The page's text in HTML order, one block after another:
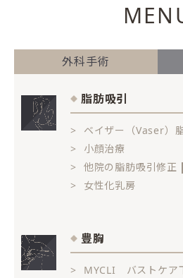
外科手術
脂肪吸引
ベイザー（Vaser）
小顔治療
他院の脂肪吸引修正
女性化乳房
豊胸
MYCLI バストケア